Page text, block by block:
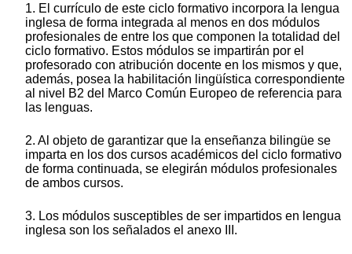
1. El currículo de este ciclo formativo incorpora la lengua
inglesa de forma integrada al menos en dos módulos
profesionales de entre los que componen la totalidad del
ciclo formativo. Estos módulos se impartirán por el
profesorado con atribución docente en los mismos y que,
además, posea la habilitación lingüística correspondiente
al nivel B2 del Marco Común Europeo de referencia para
las lenguas.
2. Al objeto de garantizar que la enseñanza bilingüe se
imparta en los dos cursos académicos del ciclo formativo
de forma continuada, se elegirán módulos profesionales
de ambos cursos.
3. Los módulos susceptibles de ser impartidos en lengua
inglesa son los señalados el anexo III.